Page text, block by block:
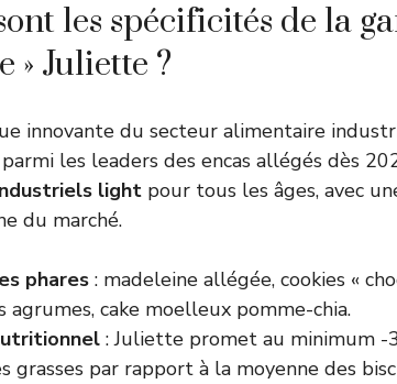
les spécificités de la
» Juliette ?
innovante du secteur alimentaire
parmi les leaders des encas allégés dès
light pour tous les âges, avec
du marché.
phares : madeleine allégée, cookies «
agrumes, cake moelleux pomme-chia.
: Juliette promet au minimum -
grasses par rapport à la moyenne des